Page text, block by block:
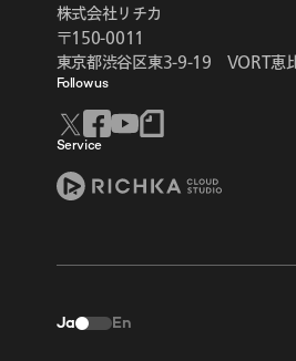
株式会社リチカ
〒150-0011
東京都渋谷区東3-9-19 VORT恵
Follow us
Service
Ja En